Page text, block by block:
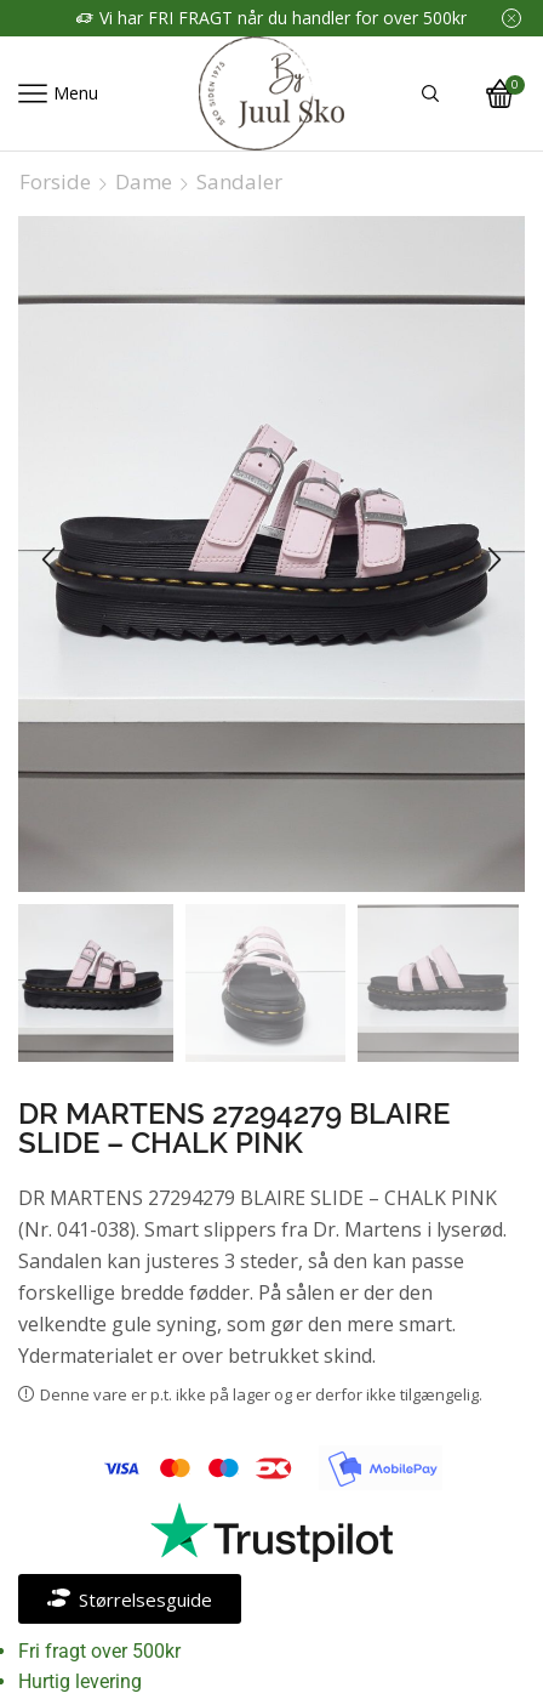
Vi har FRI FRAGT når du handler for over 500kr
Menu 0
Forside Dame Sandaler
DR MARTENS 27294279 BLAIRE
SLIDE – CHALK PINK
DR MARTENS 27294279 BLAIRE SLIDE – CHALK PINK
(Nr. 041-038). Smart slippers fra Dr. Martens i lyserød.
Sandalen kan justeres 3 steder, så den kan passe
forskellige bredde fødder. På sålen er der den
velkendte gule syning, som gør den mere smart.
Ydermaterialet er over betrukket skind.
Denne vare er p.t. ikke på lager og er derfor ikke tilgængelig.
Størrelsesguide
Fri fragt over 500kr
Hurtig levering